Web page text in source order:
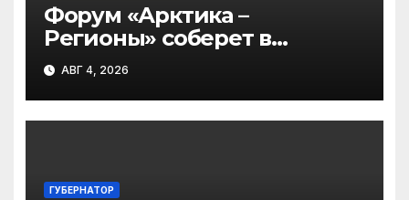
Форум «Арктика –
Регионы» соберет в
Архангельске участников
из 45 регионов
АВГ 4, 2026
ГУБЕРНАТОР